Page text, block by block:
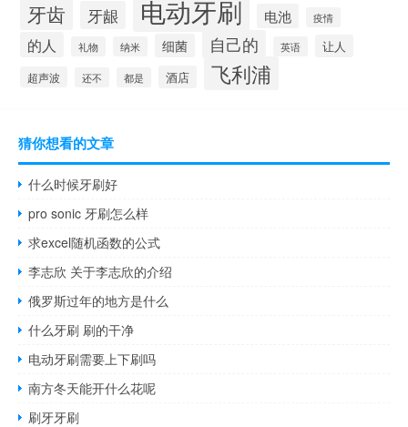
牙齿 牙龈 电动牙刷 电池 疫情
的人 礼物 纳米 细菌 自己的 英语 让人
超声波 还不 都是 酒店 飞利浦
猜你想看的文章
什么时候牙刷好
pro sonic 牙刷怎么样
求excel随机函数的公式
李志欣 关于李志欣的介绍
俄罗斯过年的地方是什么
什么牙刷 刷的干净
电动牙刷需要上下刷吗
南方冬天能开什么花呢
刷牙牙刷